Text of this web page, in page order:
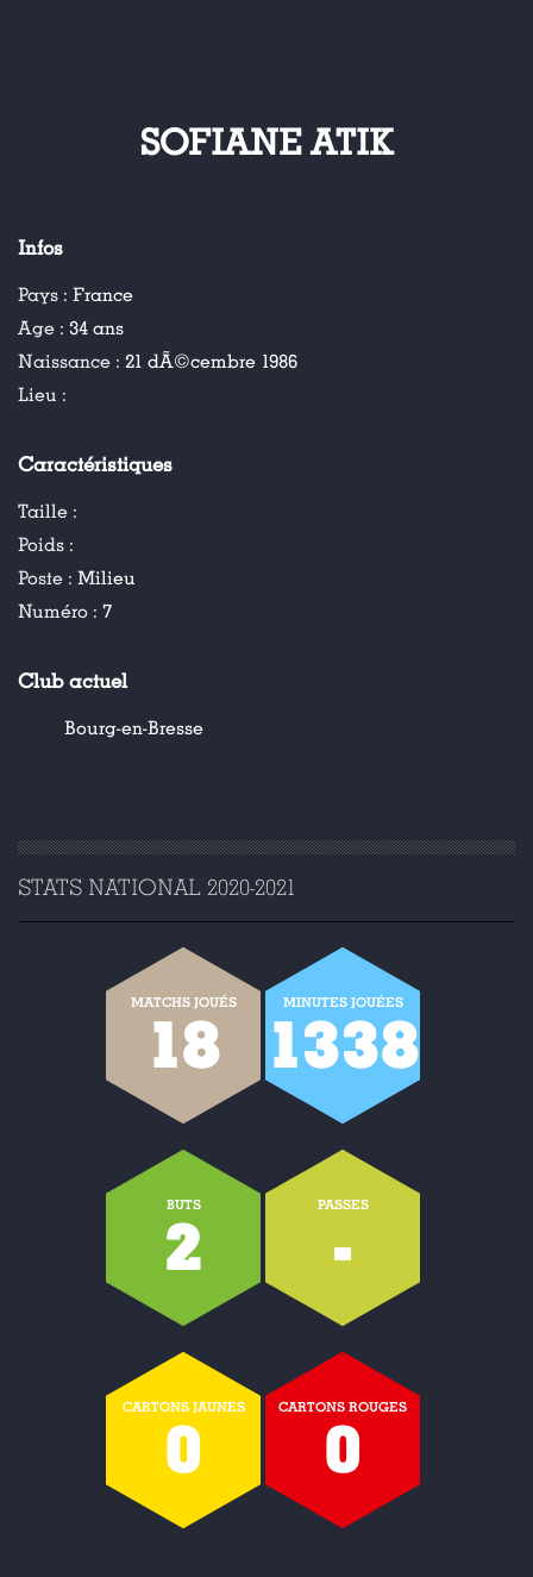
SOFIANE ATIK
Infos
Pays : France
Age : 34 ans
Naissance : 21 dÃ©cembre 1986
Lieu :
Caractéristiques
Taille :
Poids :
Poste : Milieu
Numéro : 7
Club actuel
Bourg-en-Bresse
STATS NATIONAL 2020-2021
MATCHS JOUÉS
18
MINUTES JOUÉES
1338
BUTS
2
PASSES
-
CARTONS JAUNES
0
CARTONS ROUGES
0